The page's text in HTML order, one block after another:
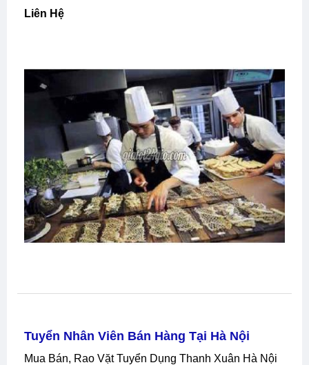
Liên Hệ
Tuyển Nhân Viên Bán Hàng Tại Hà Nội
Mua Bán, Rao Vặt Tuyển Dụng Thanh Xuân Hà Nội